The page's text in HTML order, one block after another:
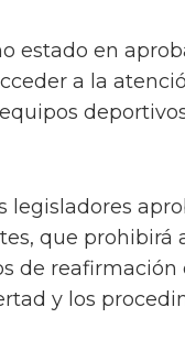
estado en
a la
legisladores
que prohibirá
de reafirmación
y los